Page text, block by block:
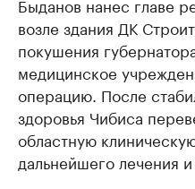
Быданов нанес главе
возле здания ДК
покушения
медицинское
операцию. После
здоровья Чибиса
областную
дальнейшего лечения